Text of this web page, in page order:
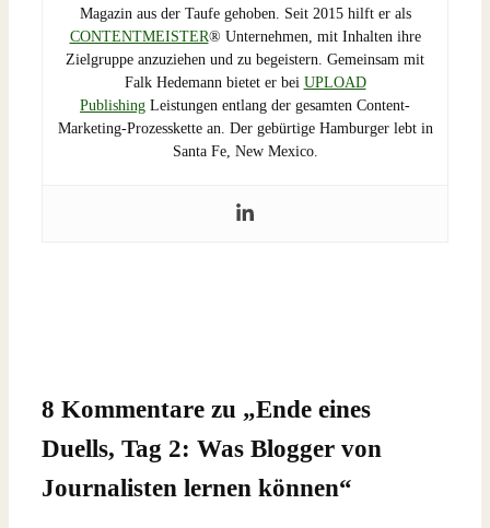
Magazin aus der Taufe gehoben. Seit 2015 hilft er als
CONTENTMEISTER® Unternehmen, mit Inhalten ihre
Zielgruppe anzuziehen und zu begeistern. Gemeinsam mit
Falk Hedemann bietet er bei UPLOAD
Publishing Leistungen entlang der gesamten Content-
Marketing-Prozesskette an. Der gebürtige Hamburger lebt in
Santa Fe, New Mexico.
8 Kommentare zu „Ende eines
Duells, Tag 2: Was Blogger von
Journalisten lernen können“